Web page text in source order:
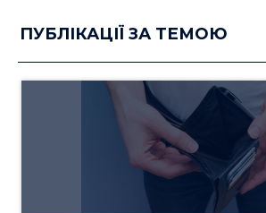
ПУБЛІКАЦІЇ ЗА ТЕМОЮ